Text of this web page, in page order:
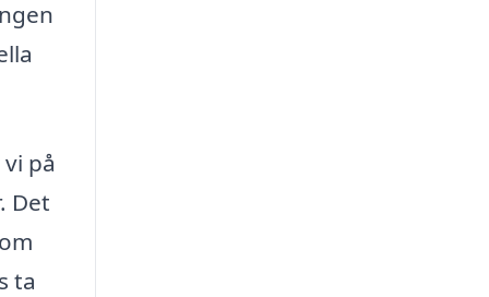
på
Det
ta